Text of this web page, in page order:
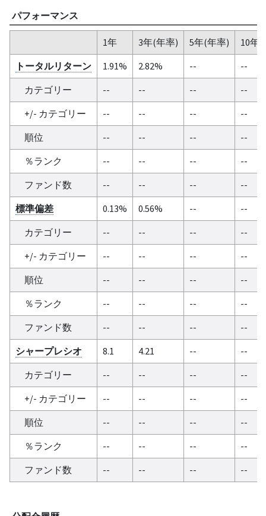
パフォーマンス
1年 3年(年率) 5年(年率)
10年(
トータルリターン
1.91% 2.82% --
--
カテゴリー
-- -- --
--
+/- カテゴリー
-- -- --
--
順位
-- -- --
--
％ランク
-- -- --
--
ファンド数
-- -- --
--
標準偏差
0.13% 0.56% --
--
カテゴリー
-- -- --
--
+/- カテゴリー
-- -- --
--
順位
-- -- --
--
％ランク
-- -- --
--
ファンド数
-- -- --
--
シャープレシオ
8.1 4.21 --
--
カテゴリー
-- -- --
--
+/- カテゴリー
-- -- --
--
順位
-- -- --
--
％ランク
-- -- --
--
ファンド数
-- -- -- --